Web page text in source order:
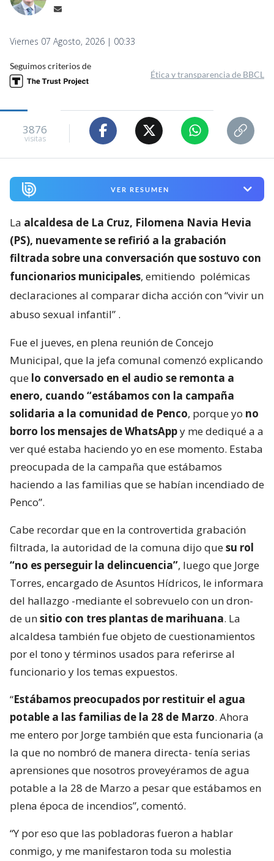
Viernes 07 Agosto, 2026 | 00:33
Seguimos criterios de
Ética y transparencia de BBCL
3876
visitas
VER RESUMEN
La alcaldesa de La Cruz, Filomena Navia Hevia
(PS), nuevamente se refirió a la grabación
filtrada sobre una conversación que sostuvo con
funcionarios municipales, emitiendo polémicas
declaraciones al comparar dicha acción con “vivir un
abuso sexual infantil” .
Fue el jueves, en plena reunión de Concejo
Municipal, que la jefa comunal comenzó explicando
que lo conversado en el audio se remonta a
enero, cuando “estábamos con la campaña
solidaria a la comunidad de Penco, porque yo no
borro los mensajes de WhatsAppy me dediqué a a
ver qué estaba haciendo yo en ese momento. Estaba
preocupada de la campaña que estábamos
haciendo a las familias que se habían incendiado de
Penco”.
Cabe recordar que en la controvertida grabación
filtrada, la autoridad de la comuna dijo quesu rol
“no es perseguir la delincuencia”, luego que Jorge
Torres, encargado de Asuntos Hídricos, le informara
del hallazgo -mediante el sobrevuelo con un dron-
de unsitio con tres plantas de marihuana. La
alcaldesa también fue objeto de cuestionamientos
por el tono y términos usados para referirse al
funcionario y los temas expuestos.
“Estábamos preocupados por restituir el agua
potable a las familias de la 28 de Marzo. Ahora
me entero por Jorge también que esta funcionaria (a
la que no nombró de manera directa- tenía serias
aprensiones que nosotros proveyéramos de agua
potable a la 28 de Marzo a pesar que estábamos en
plena época de incendios”, comentó.
“Y por eso que las pobladoras fueron a hablar
conmigo, y me manifestaron toda su molestia